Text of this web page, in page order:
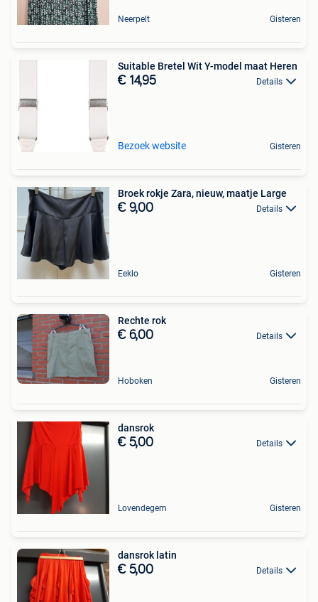
Neerpelt Gisteren
Suitable Bretel Wit Y-model maat Heren
€ 14,95 Details
Bezoek website Gisteren
Broek rokje Zara, nieuw, maatje Large
€ 9,00 Details
Eeklo Gisteren
Rechte rok
€ 6,00 Details
Hoboken Gisteren
dansrok
€ 5,00 Details
Lovendegem Gisteren
dansrok latin
€ 5,00 Details